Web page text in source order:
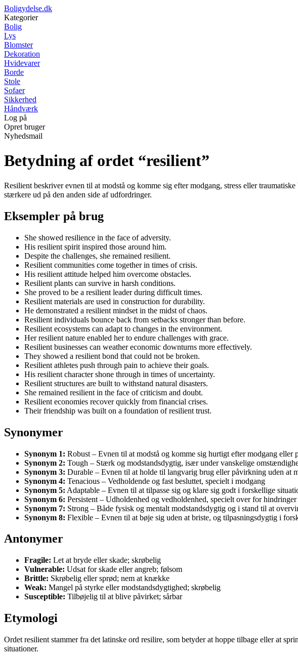
Boligydelse.dk
Kategorier
Bolig
Lys
Blomster
Dekoration
Hvidevarer
Borde
Stole
Sofaer
Sikkerhed
Håndværk
Log på
Opret bruger
Nyhedsmail
Betydning af ordet “resilient”
Resilient beskriver evnen til at modstå og komme sig efter modgang, stress eller
stærkere ud på den anden side af udfordringer.
Eksempler på brug
She showed resilience in the face of adversity.
His resilient spirit inspired those around him.
Despite the challenges, she remained resilient.
Resilient communities come together in times of crisis.
His resilient attitude helped him overcome obstacles.
Resilient plants can survive in harsh conditions.
She proved to be a resilient leader during difficult times.
Resilient materials are used in construction for durability.
He demonstrated a resilient mindset in the midst of chaos.
Resilient individuals bounce back from setbacks stronger than before.
Resilient ecosystems can adapt to changes in the environment.
Her resilient nature enabled her to endure challenges with grace.
Resilient businesses can weather economic downturns more effectively.
They showed a resilient bond that could not be broken.
Resilient athletes push through pain to achieve their goals.
His resilient character shone through in times of uncertainty.
Resilient structures are built to withstand natural disasters.
She remained resilient in the face of criticism and doubt.
Resilient economies recover quickly from financial crises.
Their friendship was built on a foundation of resilient trust.
Synonymer
Synonym 1: Robust – Evnen til at modstå og komme sig hurtigt efter modgang eller
Synonym 2: Tough – Stærk og modstandsdygtig, især under vanskelige
Synonym 3: Durable – Evnen til at holde til langvarig brug eller påvirkning uden at
Synonym 4: Tenacious – Vedholdende og fast besluttet, specielt i modgang
Synonym 5: Adaptable – Evnen til at tilpasse sig og klare sig godt i forskellige
Synonym 6: Persistent – Udholdenhed og vedholdenhed, specielt over for
Synonym 7: Strong – Både fysisk og mentalt modstandsdygtig og i stand til at
Synonym 8: Flexible – Evnen til at bøje sig uden at briste, og tilpasningsdygtig i
Antonymer
Fragile: Let at bryde eller skade; skrøbelig
Vulnerable: Udsat for skade eller angreb; følsom
Brittle: Skrøbelig eller sprød; nem at knække
Weak: Mangel på styrke eller modstandsdygtighed; skrøbelig
Susceptible: Tilbøjelig til at blive påvirket; sårbar
Etymologi
Ordet resilient stammer fra det latinske ord resilire, som betyder at hoppe tilbage eller at
situationer.